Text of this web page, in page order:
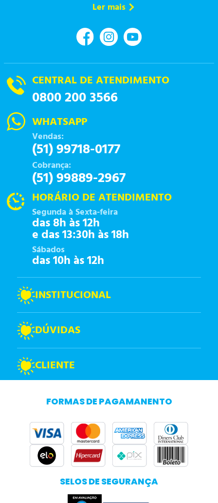
Ler mais
CENTRAL DE ATENDIMENTO
0800 200 3566
WHATSAPP
Vendas:
(51) 99718-0177
Cobrança:
(51) 99889-2967
HORÁRIO DE ATENDIMENTO
Segunda à Sexta-feira
das 8h às 12h
e das 13:30h às 18h
Sábados
das 10h às 12h
INSTITUCIONAL
DÚVIDAS
CLIENTE
FORMAS DE PAGAMANENTO
SELOS DE SEGURANÇA